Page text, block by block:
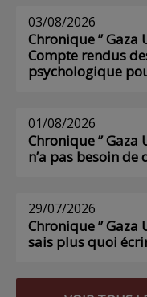
03/08/2026
Chronique ” Gaza
Compte rendus
psychologique
01/08/2026
Chronique ” Gaza
n’a pas besoin
29/07/2026
Chronique ” Gaza
sais plus quoi